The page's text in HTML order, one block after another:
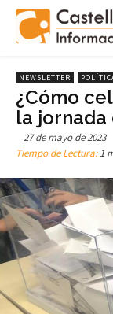
NEWSLETTER
¿Cómo
la jornada
27 de mayo de 2023
Tiempo de Lectura:1